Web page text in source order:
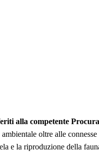
alla competente
oltre alle
e la riproduzione della